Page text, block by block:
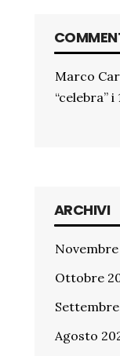
Marco
“celebra” i
ARCHIVI
Novembre
Ottobre
Agosto